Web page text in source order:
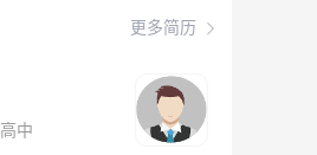
更多简历
高中